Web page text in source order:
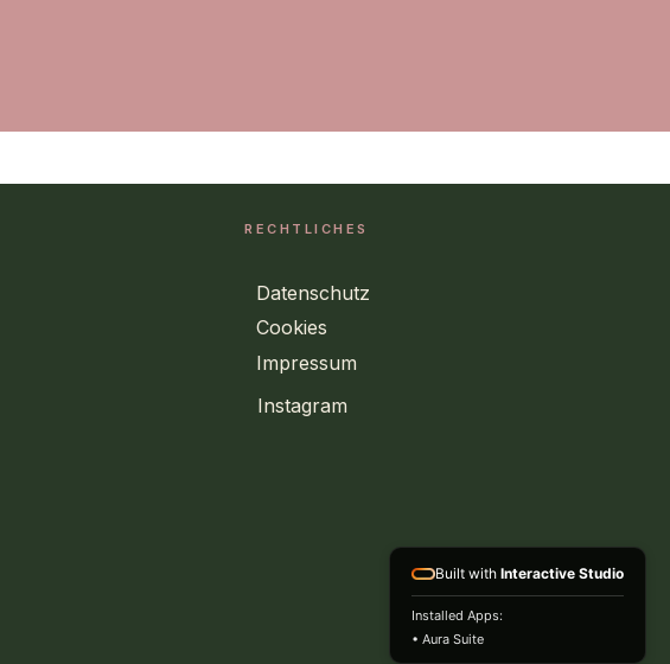
RECHTLICHES
Datenschutz
Cookies
Impressum
Instagram
Built with Interactive Studio
Installed Apps:
• Aura Suite